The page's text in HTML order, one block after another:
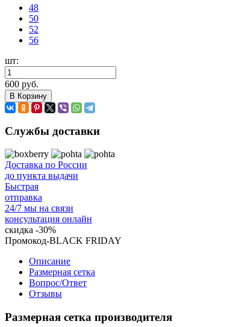
48
50
52
56
шт:
600 руб.
В Корзину
Службы доставки
Доставка по России
до пункта выдачи
Быстрая
отправка
24/7 мы на связи
консультация онлайн
скидка -30%
Промокод-BLACK FRIDAY
Описание
Размерная сетка
Вопрос/Ответ
Отзывы
Размерная сетка производителя